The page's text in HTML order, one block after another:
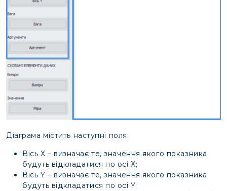
Діаграма містить наступні поля:
Вісь Х – визначає те, значення якого показника
будуть відкладатися по осі Х;
Вісь Y – визначає те, значення якого показника
будуть відкладатися по осі Y;